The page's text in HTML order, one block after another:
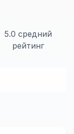
5.0 средний
рейтинг